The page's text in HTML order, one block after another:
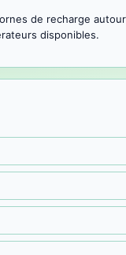
de recharge
disponibles.